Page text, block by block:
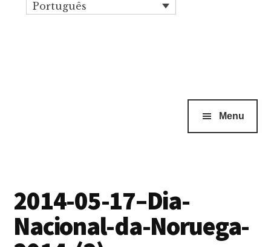
Português
Menu
2014-05-17–Dia-
Nacional-da-Noruega-